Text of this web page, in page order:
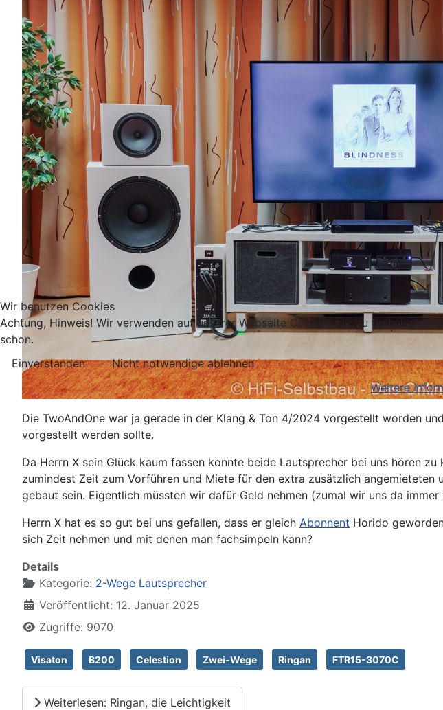
Die TwoAndOne war ja gerade in der Klang & Ton 4/2024 vorgestellt worden
vorgestellt werden sollte.
Da Herrn X sein Glück kaum fassen konnte beide Lautsprecher bei uns hören
zumindest Zeit zum Vorführen und Miete für den extra zusätzlich
gebaut sein. Eigentlich müssten wir dafür Geld nehmen (zumal wir uns da
Herrn X hat es so gut bei uns gefallen, dass er gleich Abonnent Horido
sich Zeit nehmen und mit denen man fachsimpeln kann?
Details
Kategorie: 2-Wege Lautsprecher
Veröffentlicht: 12. Januar 2025
Zugriffe: 9070
Visaton B200 Celestion Zwei-Wege Ringan FTR15-3070C
Weiterlesen: Ringan, die Leichtigkeit
Wir benutzen Cookies
Achtung, Hinweis! Wir verwenden auf unserer Webseite Cookies nur zu
schon.
Einverstanden
Nicht notwendige ablehnen
Weitere